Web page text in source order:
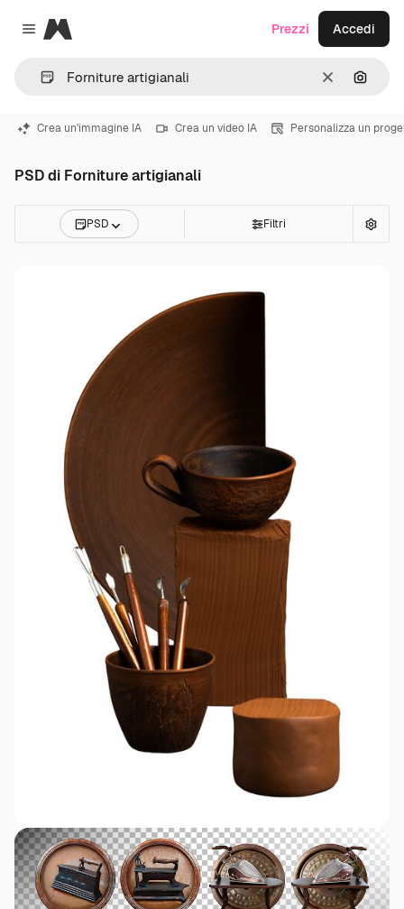
Close menu
Magnific
CancellaCerca
Prezzi Accedi
Crea un'immagine IA Crea un video IA Personalizza un
PSD di Forniture artigianali
PSD Filtri